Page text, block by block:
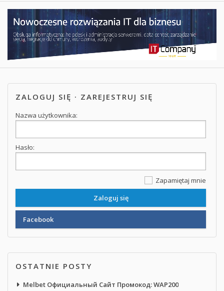
ZALOGUJ SIĘ · ZAREJESTRUJ SIĘ
Nazwa użytkownika:
Hasło:
Zapamiętaj mnie
Facebook
OSTATNIE POSTY
Melbet Официальный Сайт Промокод: WAP200